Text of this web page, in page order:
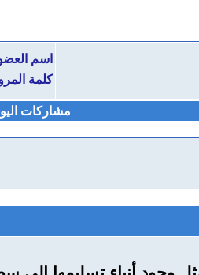
اسم
كلمة
مشاركات